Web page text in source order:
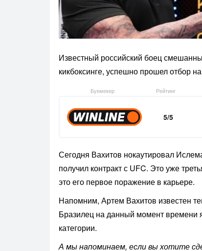
Известный российский боец
кикбоксинге, успешно прошел отбор
Букмекер Рейтинг
5/5
Сегодня Вахитов нокаутировал
получил контракт с UFC. Это уже
это его первое поражение в карьере.
Напомним, Артем Вахитов известен
Бразилец на данный момент времени
категории.
А мы напоминаем, если вы хотите